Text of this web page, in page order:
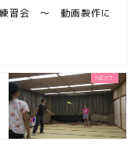
練習会 ～ 動画製作に